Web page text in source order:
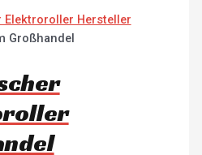
Großhandel